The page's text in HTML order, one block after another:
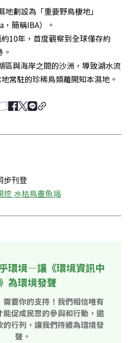
劃設為「重要野鳥棲地」
簡稱IBA）。
10年，首度觀察到全球僅存約
區與海岸之間的沙洲，導致湖水流
常駐的珍稀鳥類離開知本濕地。
步刊登
挖 水枯鳥盡魚竭
環境—讓《環境資訊中
為環境發聲
需要你的支持！我們相信唯有
能促成民眾的參與和行動，邀
的行列，讓我們持續為環境發
聲。